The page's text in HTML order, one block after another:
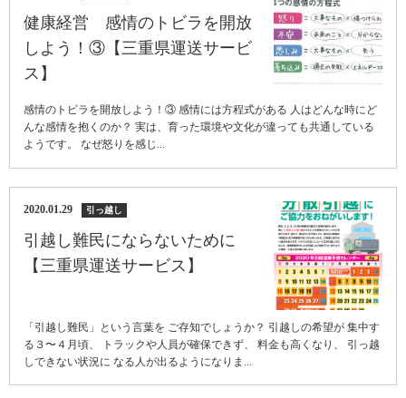
健康経営 感情のトビラを開放
しよう！③【三重県運送サービ
ス】
感情のトビラを開放しよう！③ 感情には方程式がある 人はどんな時にど
んな感情を抱くのか？ 実は、育った環境や文化が違っても共通している
ようです。 なぜ怒りを感じ...
2020.01.29 引っ越し
引越し難民にならないために
【三重県運送サービス】
「引越し難民」という言葉を ご存知でしょうか？ 引越しの希望が 集中す
る３〜４月頃、 トラックや人員が確保できず、 料金も高くなり、 引っ越
しできない状況に なる人が出るようになりま...